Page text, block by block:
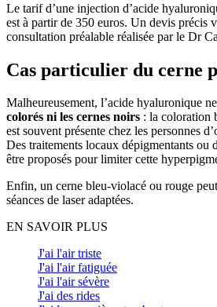
Le tarif d’une injection d’acide
est à partir de 350 euros. Un devis précis
consultation préalable réalisée par le Dr
Cas particulier du cerne
Malheureusement, l’acide hyaluronique
colorés ni les cernes noirs : la coloration
est souvent présente chez les personnes
Des traitements locaux dépigmentants ou
être proposés pour limiter cette
Enfin, un cerne bleu-violacé ou rouge
séances de laser adaptées.
EN SAVOIR PLUS
J'ai l'air triste
J'ai l'air fatiguée
J'ai l'air sévère
J'ai des rides